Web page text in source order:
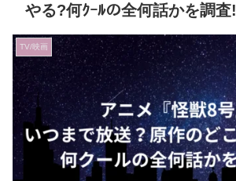
やる?何ｸｰﾙの全何話かを調査!
TV/映画